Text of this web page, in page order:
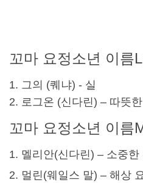
꼬마 요정소년 이름
그의 (퀘냐) - 실
로그온 (신다린) – 따뜻
꼬마 요정소년 이름
멜리안(신다린) – 소중한
멀린(웨일스 말) – 해상